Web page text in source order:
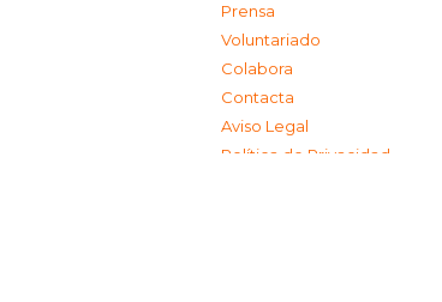
Prensa
Voluntariado
Colabora
Contacta
Aviso Legal
Política de Privacidad